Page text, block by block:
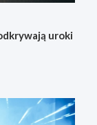
uroki